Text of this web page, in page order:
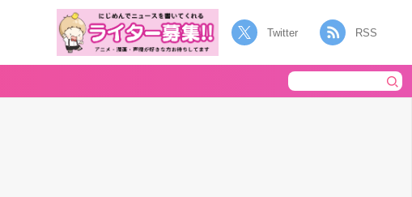
Twitter RSS